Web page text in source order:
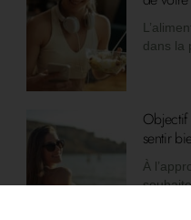
dans la
Objectif
sentir
À